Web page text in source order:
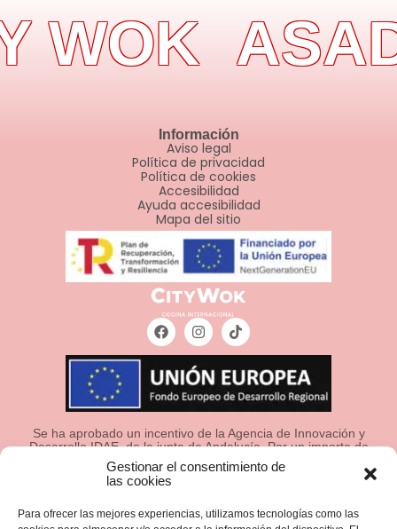
Gestionar el consentimiento de
las cookies
Para ofrecer las mejores experiencias, utilizamos tecnologías como las
Información
Aviso legal
Política de privacidad
Política de cookies
Accesibilidad
Ayuda accesibilidad
Mapa del sitio
Se ha aprobado un incentivo de la Agencia de Innovación y
Desarrollo IDAE, de la junta de Andalucía, Por un importe de
13.274,38€ euros, cofinanciado en un 80% por la Unión
Europea a través del Fondo Europeo de Desarrollo
Regional, FEDER para la realización de un proyecto
“Garantizar un mejor uso de las tecnologías de la
información” .